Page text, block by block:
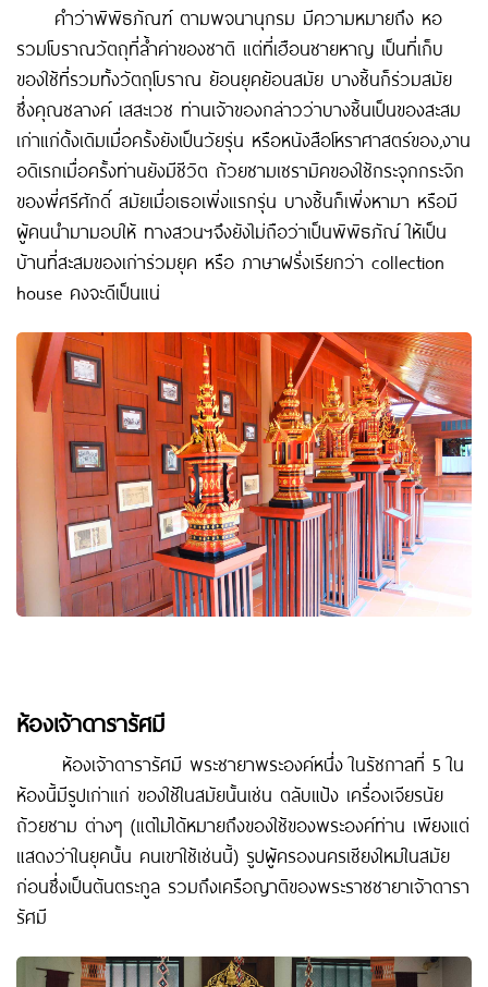
คำว่าพิพิธภัณฑ์ ตามพจนานุกรม มีความหมายถึง หอ
รวมโบราณวัตถุที่ล้ำค่าของชาติ แต่ที่เฮือนชายหาญ เป็นที่เก็บ
ของใช้ที่รวมทั้งวัตถุโบราณ ย้อนยุคย้อนสมัย บางชิ้นก็ร่วมสมัย
ซึ่งคุณชลางค์ เสสะเวช ท่านเจ้าของกล่าวว่าบางชิ้นเป็นของสะสม
เก่าแก่ดั้งเดิมเมื่อครั้งยังเป็นวัยรุ่น หรือหนังสือโหราศาสตร์ของ,งาน
อดิเรกเมื่อครั้งท่านยังมีชีวิต ถ้วยชามเซรามิคของใช้กระจุกกระจิก
ของพี่ศรีศักดิ์ สมัยเมื่อเธอเพิ่งแรกรุ่น บางชิ้นก็เพิ่งหามา หรือมี
ผู้คนนำมามอบให้ ทางสวนฯจึงยังไม่ถือว่าเป็นพิพิธภัณ์ ให้เป็น
บ้านที่สะสมของเก่าร่วมยุค หรือ ภาษาฝรั่งเรียกว่า collection
house คงจะดีเป็นแน่
ห้องเจ้าดารารัศมี
ห้องเจ้าดารารัศมี พระชายาพระองค์หนึ่ง ในรัชกาลที่ 5 ใน
ห้องนี้มีรูปเก่าแก่ ของใช้ในสมัยนั้นเช่น ตลับแป้ง เครื่องเจียรนัย
ถ้วยชาม ต่างๆ (แต่ไม่ได้หมายถึงของใช้ของพระองค์ท่าน เพียงแต่
แสดงว่าในยุคนั้น คนเขาใช้เช่นนี้) รูปผู้ครองนครเชียงใหม่ในสมัย
ก่อนซึ่งเป็นต้นตระกูล รวมถึงเครือญาติของพระราชชายาเจ้าดารา
รัศมี